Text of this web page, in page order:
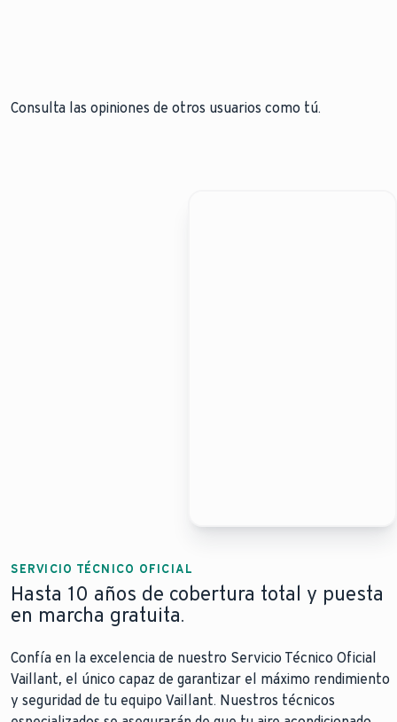
Consulta las opiniones de otros usuarios como tú.
SERVICIO TÉCNICO OFICIAL
Hasta 10 años de cobertura total y puesta
en marcha gratuita.
Confía en la excelencia de nuestro Servicio Técnico Oficial
Vaillant, el único capaz de garantizar el máximo rendimiento
y seguridad de tu equipo Vaillant. Nuestros técnicos